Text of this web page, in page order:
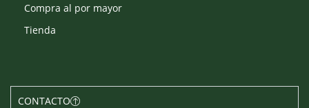
Compra al por mayor
Tienda
CONTACTO